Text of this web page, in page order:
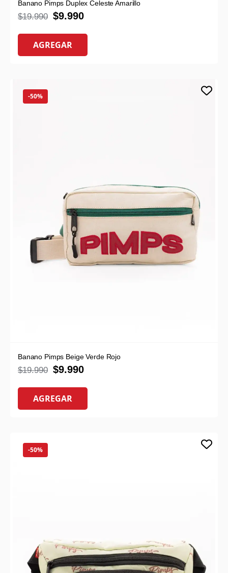
Banano Pimps Duplex Celeste Amarillo
$19.990 $9.990
AGREGAR
-50%
Banano Pimps Beige Verde Rojo
$19.990 $9.990
AGREGAR
-50%